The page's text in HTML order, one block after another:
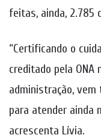
feitas, ainda, 2.785
“Certificando o
creditado pela ONA
administração,
para atender ainda
acrescenta Lívia.